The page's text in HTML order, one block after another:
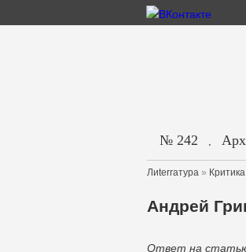
№ 242 .
Лиterraтура » Критика
Андрей
Ответ на